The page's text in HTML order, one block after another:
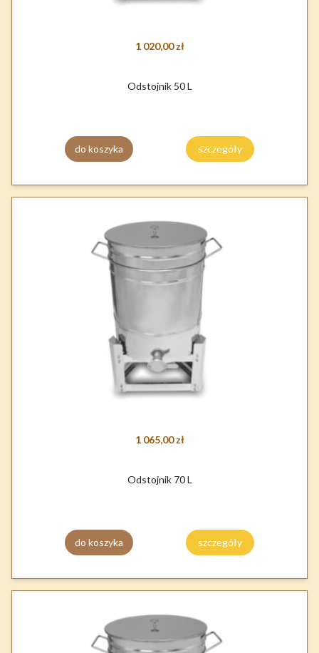
1 020,00 zł
Odstojnik 50 L
do koszyka szczegóły
1 065,00 zł
Odstojnik 70 L
do koszyka szczegóły